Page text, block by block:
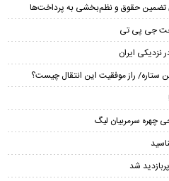
تضمین حقوق و نظم‌بخشی به پرداخت‌ها
چت جی پی تی
ایران
ستاره/ راز موفقیت این انتقال چیست؟
چهره سرمربیان لیگ